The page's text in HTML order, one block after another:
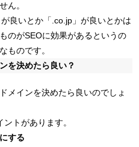
ん。
良いとか「.co.jp」が良いとかは
のがSEOに効果があるというの
ものです。
を決めたら良い？
メインを決めたら良いのでしょ
トがあります。
する